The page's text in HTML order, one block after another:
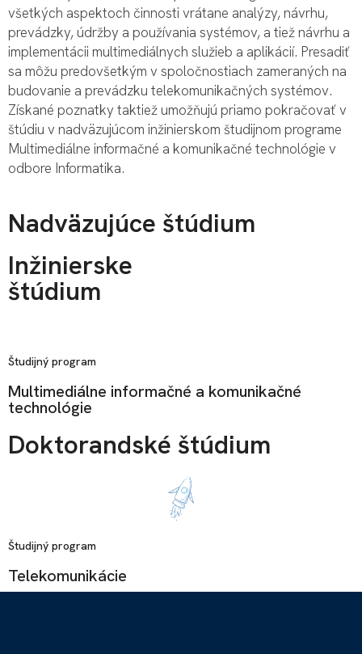
všetkých aspektoch činnosti vrátane analýzy, návrhu,
prevádzky, údržby a používania systémov, a tiež návrhu a
implementácii multimediálnych služieb a aplikácií. Presadiť
sa môžu predovšetkým v spoločnostiach zameraných na
budovanie a prevádzku telekomunikačných systémov.
Získané poznatky taktiež umožňujú priamo pokračovať v
štúdiu v nadväzujúcom inžinierskom študijnom programe
Multimediálne informačné a komunikačné technológie v
odbore Informatika.
Nadväzujúce štúdium
Inžinierske
štúdium
Študijný program
Multimediálne informačné a komunikačné
technológie
Doktorandské štúdium
Študijný program
Telekomunikácie